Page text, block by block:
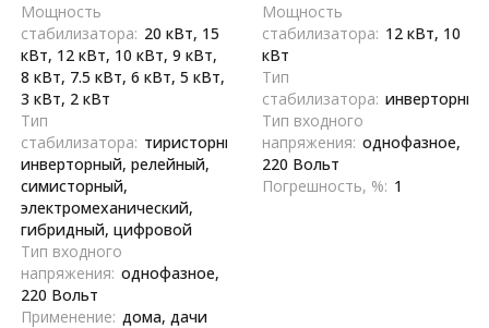
Мощность
стабилизатора: 20 кВт, 15
кВт, 12 кВт, 10 кВт, 9 кВт,
8 кВт, 7.5 кВт, 6 кВт, 5 кВт,
3 кВт, 2 кВт
Тип
стабилизатора: тиристорный,
инверторный, релейный,
симисторный,
электромеханический,
гибридный, цифровой
Тип входного
напряжения: однофазное,
220 Вольт
Применение: дома, дачи
Мощность
стабилизатора: 12 кВт, 10
кВт
Тип
стабилизатора: инверторный
Тип входного
напряжения: однофазное,
220 Вольт
Погрешность, %: 1